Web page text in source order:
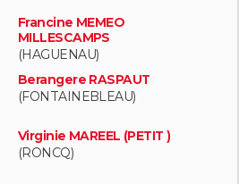
Francine MEMEO
MILLESCAMPS
(HAGUENAU)
Berangere RASPAUT
(FONTAINEBLEAU)
Virginie MAREEL (PETIT )
(RONCQ)